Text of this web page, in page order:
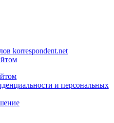
korrespondent.net
и персональных